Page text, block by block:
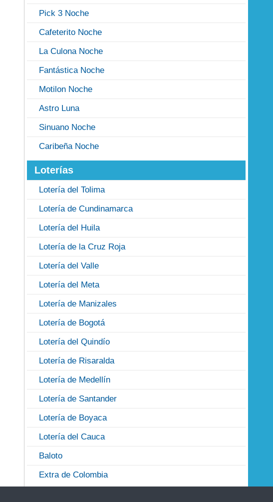
Pick 3 Noche
Cafeterito Noche
La Culona Noche
Fantástica Noche
Motilon Noche
Astro Luna
Sinuano Noche
Caribeña Noche
Loterías
Lotería del Tolima
Lotería de Cundinamarca
Lotería del Huila
Lotería de la Cruz Roja
Lotería del Valle
Lotería del Meta
Lotería de Manizales
Lotería de Bogotá
Lotería del Quindío
Lotería de Risaralda
Lotería de Medellín
Lotería de Santander
Lotería de Boyaca
Lotería del Cauca
Baloto
Extra de Colombia